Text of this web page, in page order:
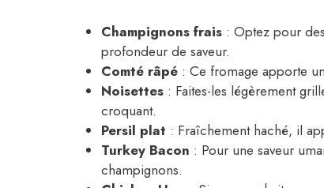
Champignons frais : Optez pour
profondeur de saveur.
Comté râpé : Ce fromage apporte
Noisettes : Faites-les légèrement
croquant.
Persil plat : Fraîchement haché, il
Turkey Bacon : Pour une saveur
champignons.